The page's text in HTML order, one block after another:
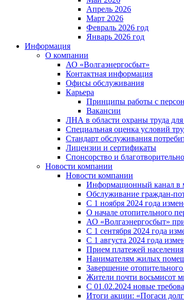
Апрель 2026
Март 2026
Февраль 2026 год
Январь 2026 год
Информация
О компании
АО «Волгаэнергосбыт»
Контактная информация
Офисы обслуживания
Карьера
Принципы работы с
Вакансии
ЛНА в области охраны труда
Специальная оценка условий
Стандарт обслуживания
Лицензии и сертификаты
Спонсорство и
Новости компании
Новости компании
Информационный канал в
Обслуживание граждан-
С 1 ноября 2024 года
О начале отопительного
АО «Волгаэнергосбыт»
С 1 сентября 2024 года
С 1 августа 2024 года
Прием платежей населения
Нанимателям жилых
Завершение
Жители почти восьмисот
С 01.02.2024 новые
Итоги акции: «Погаси